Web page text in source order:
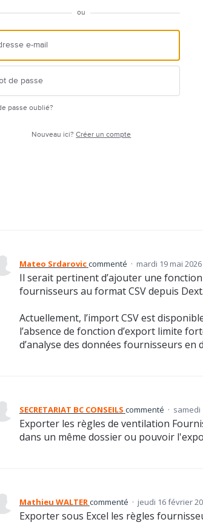
ou
passe oublié?
Nouveau ici?Créer un compte
Mateo Srdaroviccommenté · mardi 19 mai 2026
Il serait pertinent d’ajouter une
fournisseurs au format CSV depuis Dext.
Actuellement, l’import CSV est
l’absence de fonction d’export limite
d’analyse des données fournisseurs en
SECRETARIAT BC CONSEILS commenté · samedi
Exporter les règles de ventilation
dans un même dossier ou pouvoir
Mathieu WALTERcommenté · jeudi 16 février
Exporter sous Excel les règles